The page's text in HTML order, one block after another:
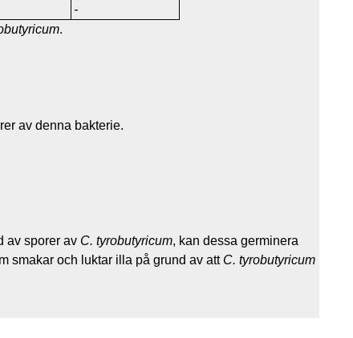
-
.
av denna bakterie.
av sporer av C. tyrobutyricum, kan dessa germinera
smakar och luktar illa på grund av att C. tyrobutyricum